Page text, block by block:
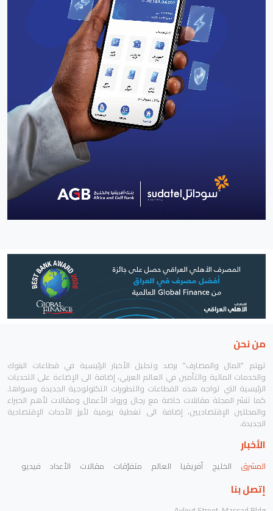
من نحن
تهتم "المال والمصارف" برصد وتحليل الأخبار الرئيسية في قطاعات البنوك
والخدمات المالية والتأمين في العالم العربي، إضافة الى الإضاءة على التحديات
الرئيسية التي تواجه هذه القطاعات والتطورات التكنولوجية الجديدة وسواها.
كما تنشر المجلة مقابلات خاصة مع رجال ورواد الأعمال ومقالات لأهم الخبراء
والمحللين الإقتصاديين، إضافة الى تغطية يومية لأبرز الأحداث الإقتصادية
الجديدة.
الأخبار
المشرق الخليج أفريقيا العالم متفرّقات مقالات الأعداد فيديو
إتصل بنا